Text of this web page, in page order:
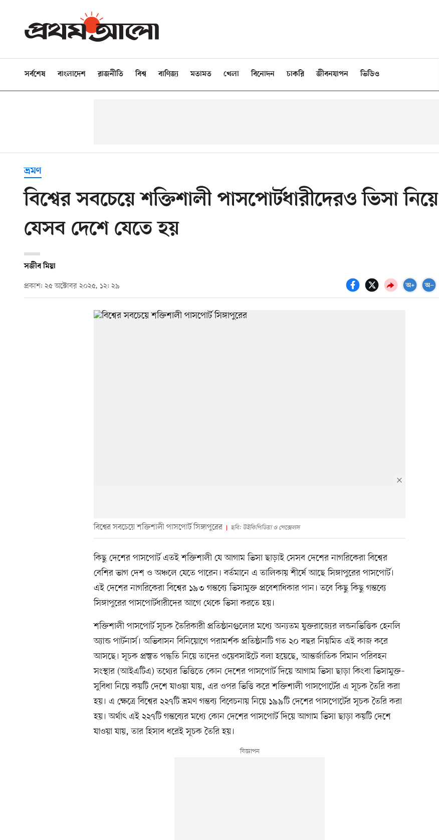
সর্বশেষ বাংলাদেশ রাজনীতি বিশ্ব বাণিজ্য মতামত খেলা বিনোদন চাকরি জীবনযাপন ভিডিও
ভ্রমণ
বিশ্বের সবচেয়ে শক্তিশালী পাসপোর্টধারীদেরও ভিসা নিয়ে
যেসব দেশে যেতে হয়
সজীব মিয়া
প্রকাশ: ২৫ অক্টোবর ২০২৫, ১২: ২৯
বিশ্বের সবচেয়ে শক্তিশালী পাসপোর্ট সিঙ্গাপুরের ছবি: উইকিপিডিয়া ও পেক্সেলস
কিছু দেশের পাসপোর্ট এতই শক্তিশালী যে আগাম ভিসা ছাড়াই সেসব দেশের নাগরিকেরা বিশ্বের
বেশির ভাগ দেশ ও অঞ্চলে যেতে পারেন। বর্তমানে এ তালিকায় শীর্ষে আছে সিঙ্গাপুরের পাসপোর্ট।
এই দেশের নাগরিকেরা বিশ্বের ১৯৩ গন্তব্যে ভিসামুক্ত প্রবেশাধিকার পান। তবে কিছু কিছু গন্তব্যে
সিঙ্গাপুরের পাসপোর্টধারীদের আগে থেকে ভিসা করতে হয়।
শক্তিশালী পাসপোর্ট সূচক তৈরিকারী প্রতিষ্ঠানগুলোর মধ্যে অন্যতম যুক্তরাজ্যের লন্ডনভিত্তিক হেনলি
অ্যান্ড পার্টনার্স। অভিবাসন বিনিয়োগে পরামর্শক প্রতিষ্ঠানটি গত ২০ বছর নিয়মিত এই কাজ করে
আসছে। সূচক প্রস্তুত পদ্ধতি নিয়ে তাদের ওয়েবসাইটে বলা হয়েছে, আন্তর্জাতিক বিমান পরিবহন
সংস্থার (আইএটিএ) তথ্যের ভিত্তিতে কোন দেশের পাসপোর্ট দিয়ে আগাম ভিসা ছাড়া কিংবা ভিসামুক্ত–
সুবিধা নিয়ে কয়টি দেশে যাওয়া যায়, এর ওপর ভিত্তি করে শক্তিশালী পাসপোর্টের এ সূচক তৈরি করা
হয়। এ ক্ষেত্রে বিশ্বের ২২৭টি ভ্রমণ গন্তব্য বিবেচনায় নিয়ে ১৯৯টি দেশের পাসপোর্টের সূচক তৈরি করা
হয়। অর্থাৎ এই ২২৭টি গন্তব্যের মধ্যে কোন দেশের পাসপোর্ট দিয়ে আগাম ভিসা ছাড়া কয়টি দেশে
যাওয়া যায়, তার হিসাব ধরেই সূচক তৈরি হয়।